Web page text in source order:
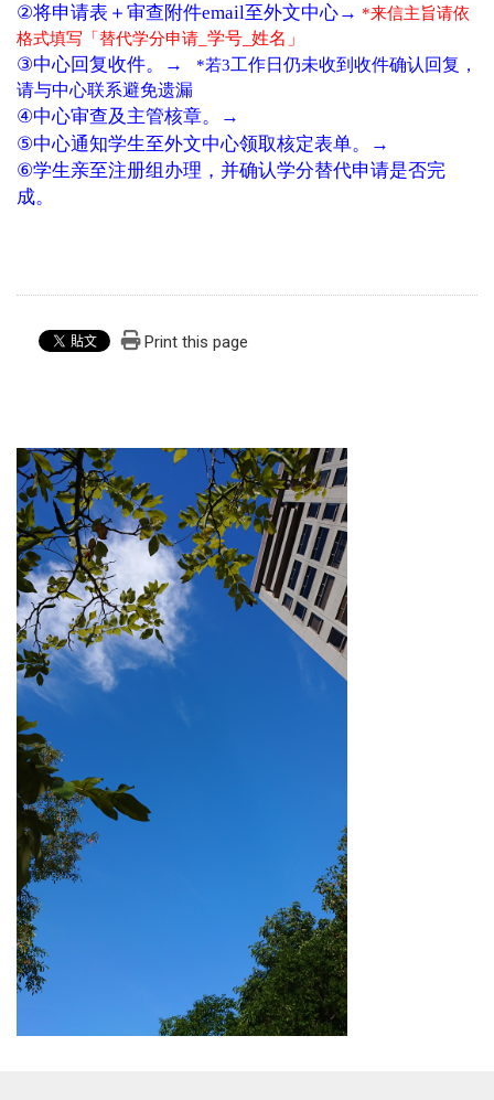
②将申请表＋审查附件email至外文中心→ *来信主旨请依
格式填写「替代学分申请_ 学号_姓名」
③中心回复收件。 → *若3工作日仍未收到收件确认回复，
请与中心联系避免遗漏
④中心审查及主管核章。 →
⑤中心通知学生至外文中心领取核定表单。 →
⑥学生亲至注册组办理，并确认学分替代申请是否完
成。
Print this page